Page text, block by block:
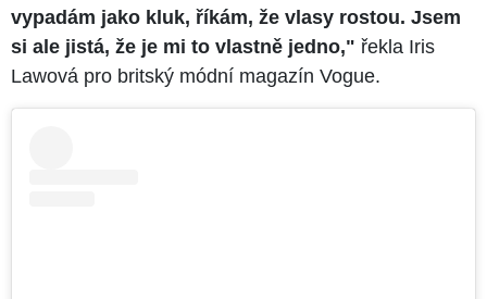
vypadám jako kluk, říkám, že vlasy rostou. Jsem
si ale jistá, že je mi to vlastně jedno," řekla Iris
Lawová pro britský módní magazín Vogue.